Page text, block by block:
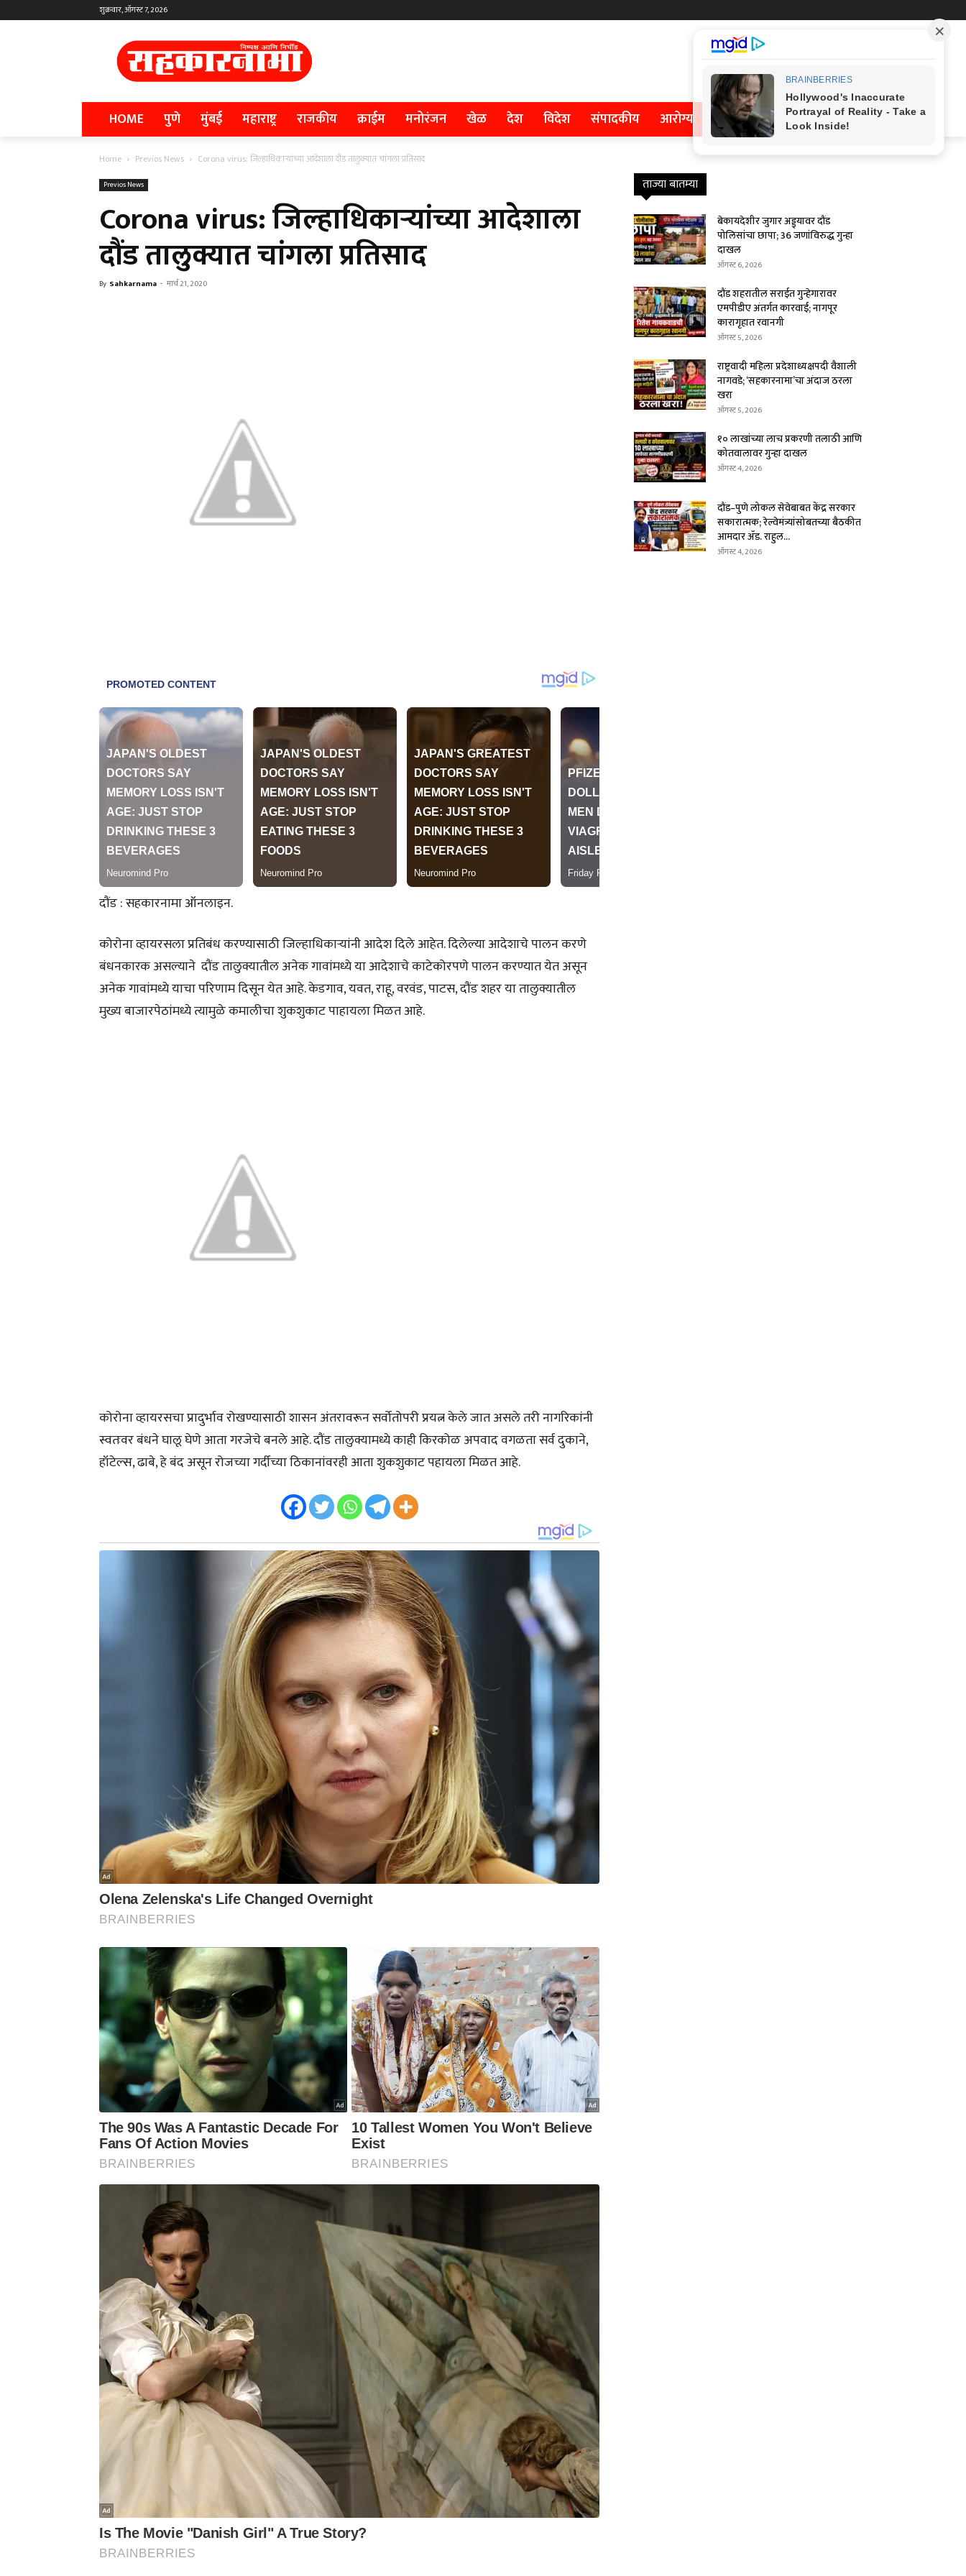
शुक्रवार, ऑगस्ट 7, 2026
HOME पुणे मुंबई महाराष्ट्र राजकीय क्राईम मनोरंजन खेळ देश विदेश संपादकीय आरोग्य
Home Previos News Corona virus: जिल्हाधिकाऱ्यांच्या आदेशाला दौंड तालुक्यात चांगला प्रतिसाद
Previos News
Corona virus: जिल्हाधिकाऱ्यांच्या आदेशाला
दौंड तालुक्यात चांगला प्रतिसाद
By Sahkarnama - मार्च 21, 2020
दौंड : सहकारनामा ऑनलाइन.
कोरोना व्हायरसला प्रतिबंध करण्यासाठी जिल्हाधिकाऱ्यांनी आदेश दिले आहेत. दिलेल्या आदेशाचे पालन करणे
बंधनकारक असल्याने दौंड तालुक्यातील अनेक गावांमध्ये या आदेशाचे काटेकोरपणे पालन करण्यात येत असून
अनेक गावांमध्ये याचा परिणाम दिसून येत आहे. केडगाव, यवत, राहू, वरवंड, पाटस, दौंड शहर या तालुक्यातील
मुख्य बाजारपेठांमध्ये त्यामुळे कमालीचा शुकशुकाट पाहायला मिळत आहे.
कोरोना व्हायरसचा प्रादुर्भाव रोखण्यासाठी शासन अंतरावरून सर्वोतोपरी प्रयत्न केले जात असले तरी नागरिकांनी
स्वतःवर बंधने घालू घेणे आता गरजेचे बनले आहे. दौंड तालुक्यामध्ये काही किरकोळ अपवाद वगळता सर्व दुकाने,
हॉटेल्स, ढाबे, हे बंद असून रोजच्या गर्दीच्या ठिकानांवरही आता शुकशुकाट पहायला मिळत आहे.
ताज्या बातम्या
बेकायदेशीर जुगार अड्ड्यावर दौंड
पोलिसांचा छापा; 36 जणांविरुद्ध गुन्हा
दाखल
ऑगस्ट 6, 2026
दौंड शहरातील सराईत गुन्हेगारावर
एमपीडीए अंतर्गत कारवाई; नागपूर
कारागृहात रवानगी
ऑगस्ट 5, 2026
राष्ट्रवादी महिला प्रदेशाध्यक्षपदी वैशाली
नागवडे; ‘सहकारनामा’चा अंदाज ठरला
खरा
ऑगस्ट 5, 2026
१० लाखांच्या लाच प्रकरणी तलाठी आणि
कोतवालावर गुन्हा दाखल
ऑगस्ट 4, 2026
दौंड–पुणे लोकल सेवेबाबत केंद्र सरकार
सकारात्मक; रेल्वेमंत्र्यांसोबतच्या बैठकीत
आमदार ॲड. राहुल...
ऑगस्ट 4, 2026